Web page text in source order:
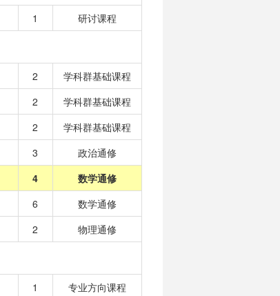
1 研讨课程
2
学科群基础课程
2
学科群基础课程
2
学科群基础课程
3
政治通修
4
数学通修
6
数学通修
2 物理通修
1 专业方向课程